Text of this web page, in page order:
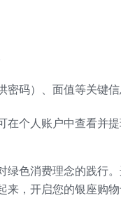
码）、面值等关键信
个人账户中查看并提
绿色消费理念的践行
，开启您的银座购物